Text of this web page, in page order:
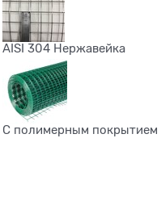
AISI 304 Нержавейка
С полимерным покрытием